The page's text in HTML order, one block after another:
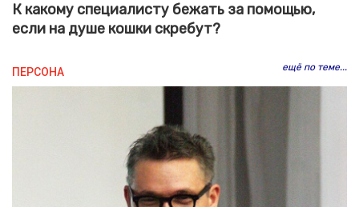
К какому специалисту бежать за помощью,
если на душе кошки скребут?
ещё по теме...
ПЕРСОНА